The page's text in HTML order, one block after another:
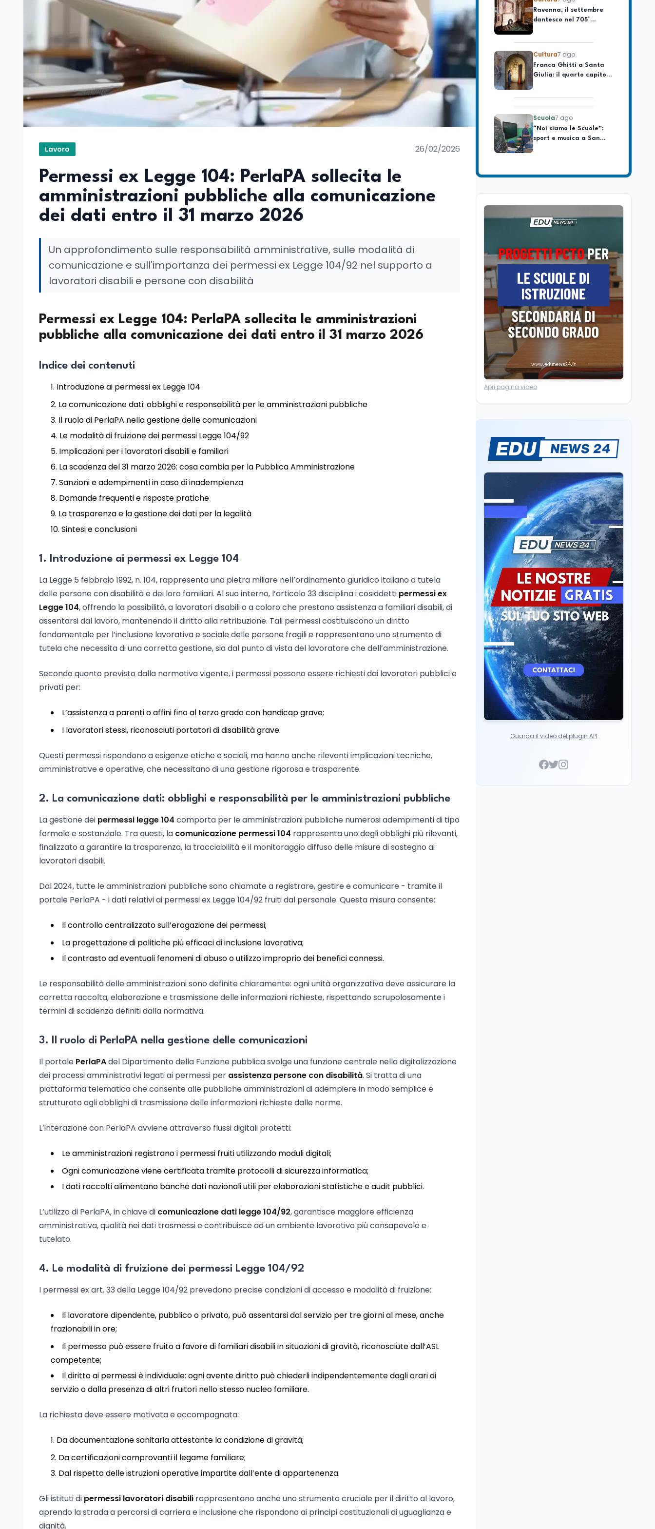
Lavoro 26/02/2026
Permessi ex Legge 104: PerlaPA sollecita le
amministrazioni pubbliche alla comunicazione
dei dati entro il 31 marzo 2026
Un approfondimento sulle responsabilità amministrative, sulle modalità di
comunicazione e sull'importanza dei permessi ex Legge 104/92 nel supporto a
lavoratori disabili e persone con disabilità
Permessi ex Legge 104: PerlaPA sollecita le amministrazioni
pubbliche alla comunicazione dei dati entro il 31 marzo 2026
Indice dei contenuti
Introduzione ai permessi ex Legge 104
La comunicazione dati: obblighi e responsabilità per le amministrazioni pubbliche
Il ruolo di PerlaPA nella gestione delle comunicazioni
Le modalità di fruizione dei permessi Legge 104/92
Implicazioni per i lavoratori disabili e familiari
La scadenza del 31 marzo 2026: cosa cambia per la Pubblica Amministrazione
Sanzioni e adempimenti in caso di inadempienza
Domande frequenti e risposte pratiche
La trasparenza e la gestione dei dati per la legalità
Sintesi e conclusioni
1. Introduzione ai permessi ex Legge 104
La Legge 5 febbraio 1992, n. 104, rappresenta una pietra miliare nell’ordinamento giuridico italiano a tutela
delle persone con disabilità e dei loro familiari. Al suo interno, l’articolo 33 disciplina i cosiddetti permessi ex
Legge 104, offrendo la possibilità, a lavoratori disabili o a coloro che prestano assistenza a familiari disabili, di
assentarsi dal lavoro, mantenendo il diritto alla retribuzione. Tali permessi costituiscono un diritto
fondamentale per l’inclusione lavorativa e sociale delle persone fragili e rappresentano uno strumento di
tutela che necessita di una corretta gestione, sia dal punto di vista del lavoratore che dell’amministrazione.
Secondo quanto previsto dalla normativa vigente, i permessi possono essere richiesti dai lavoratori pubblici e
privati per:
L’assistenza a parenti o affini fino al terzo grado con handicap grave;
I lavoratori stessi, riconosciuti portatori di disabilità grave.
Questi permessi rispondono a esigenze etiche e sociali, ma hanno anche rilevanti implicazioni tecniche,
amministrative e operative, che necessitano di una gestione rigorosa e trasparente.
2. La comunicazione dati: obblighi e responsabilità per le amministrazioni pubbliche
La gestione dei permessi legge 104 comporta per le amministrazioni pubbliche numerosi adempimenti di tipo
formale e sostanziale. Tra questi, la comunicazione permessi 104 rappresenta uno degli obblighi più rilevanti,
finalizzato a garantire la trasparenza, la tracciabilità e il monitoraggio diffuso delle misure di sostegno ai
lavoratori disabili.
Dal 2024, tutte le amministrazioni pubbliche sono chiamate a registrare, gestire e comunicare - tramite il
portale PerlaPA - i dati relativi ai permessi ex Legge 104/92 fruiti dal personale. Questa misura consente:
Il controllo centralizzato sull’erogazione dei permessi;
La progettazione di politiche più efficaci di inclusione lavorativa;
Il contrasto ad eventuali fenomeni di abuso o utilizzo improprio dei benefici connessi.
Le responsabilità delle amministrazioni sono definite chiaramente: ogni unità organizzativa deve assicurare la
corretta raccolta, elaborazione e trasmissione delle informazioni richieste, rispettando scrupolosamente i
termini di scadenza definiti dalla normativa.
3. Il ruolo di PerlaPA nella gestione delle comunicazioni
Il portale PerlaPAdel Dipartimento della Funzione pubblica svolge una funzione centrale nella digitalizzazione
dei processi amministrativi legati ai permessi per assistenza persone con disabilità. Si tratta di una
piattaforma telematica che consente alle pubbliche amministrazioni di adempiere in modo semplice e
strutturato agli obblighi di trasmissione delle informazioni richieste dalle norme.
L’interazione con PerlaPA avviene attraverso flussi digitali protetti:
Le amministrazioni registrano i permessi fruiti utilizzando moduli digitali;
Ogni comunicazione viene certificata tramite protocolli di sicurezza informatica;
I dati raccolti alimentano banche dati nazionali utili per elaborazioni statistiche e audit pubblici.
L’utilizzo di PerlaPA, in chiave di comunicazione dati legge 104/92, garantisce maggiore efficienza
amministrativa, qualità nei dati trasmessi e contribuisce ad un ambiente lavorativo più consapevole e
tutelato.
4. Le modalità di fruizione dei permessi Legge 104/92
I permessi ex art. 33 della Legge 104/92 prevedono precise condizioni di accesso e modalità di fruizione:
Il lavoratore dipendente, pubblico o privato, può assentarsi dal servizio per tre giorni al mese, anche
frazionabili in ore;
Il permesso può essere fruito a favore di familiari disabili in situazioni di gravità, riconosciute dall’ASL
competente;
Il diritto ai permessi è individuale: ogni avente diritto può chiederli indipendentemente dagli orari di
servizio o dalla presenza di altri fruitori nello stesso nucleo familiare.
La richiesta deve essere motivata e accompagnata:
Da documentazione sanitaria attestante la condizione di gravità;
Da certificazioni comprovanti il legame familiare;
Dal rispetto delle istruzioni operative impartite dall’ente di appartenenza.
Gli istituti di permessi lavoratori disabili rappresentano anche uno strumento cruciale per il diritto al lavoro,
aprendo la strada a percorsi di carriera e inclusione che rispondono ai principi costituzionali di uguaglianza e
dignità.
longevo dell’Italia
repubblicana
dantesco nel 705°
anniversario della morte
Cultura7 ago
Franca Ghitti a Santa
Giulia: il quarto capitolo
dei Palcoscenici
Scuola7 ago
“Noi siamo le Scuole”:
sport e musica a San
Miniato, STEM a Lerici
Editoriali
Camere in ferie,
elettorale e Rai. La
premier Meloni attesa a
Bari il 4 settembre per
celebrare il governo più
longevo dell’Italia
Ravenna, il settembre
dantesco nel 705°
anniversario della morte
del Sommo Poeta
Cultura7 ago
Franca Ghitti a Santa
Scuola7 ago
“Noi siamo le Scuole”:
Mondo
Sparatoria a Bangkok:
studente 14enne uccide
Editoriali7 ago
Camere in ferie,
riapertura il 9
settembre tra legge
elettorale e Rai. La
premier Meloni attesa a
Bari il 4 settembre per
celebrare il governo più
longevo dell’Italia
repubblicana
Cultura7 ago
Ravenna, il settembre
dantesco nel 705°
anniversario della morte
del Sommo Poeta
Cultura 7 ago
Franca Ghitti a Santa
Giulia: il quarto capitolo
dei Palcoscenici
Apri pagina video
Guarda il video del plugin API